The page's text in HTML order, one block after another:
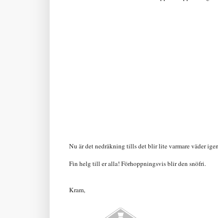
Nu är det nedräkning tills det blir lite varmare väder
Fin helg till er alla! Förhoppningsvis blir den snöfri.
Kram,